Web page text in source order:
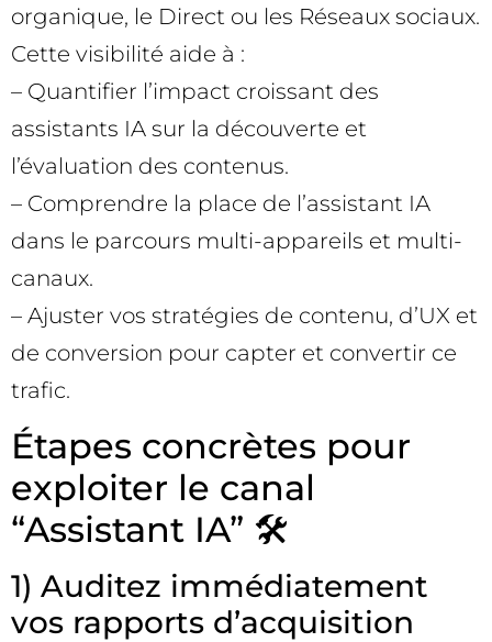
organique, le Direct ou les Réseaux sociaux.
Cette visibilité aide à :
– Quantifier l’impact croissant des
assistants IA sur la découverte et
l’évaluation des contenus.
– Comprendre la place de l’assistant IA
dans le parcours multi-appareils et multi-
canaux.
– Ajuster vos stratégies de contenu, d’UX et
de conversion pour capter et convertir ce
trafic.
Étapes concrètes pour
exploiter le canal
“Assistant IA” 🛠️
1) Auditez immédiatement
vos rapports d’acquisition